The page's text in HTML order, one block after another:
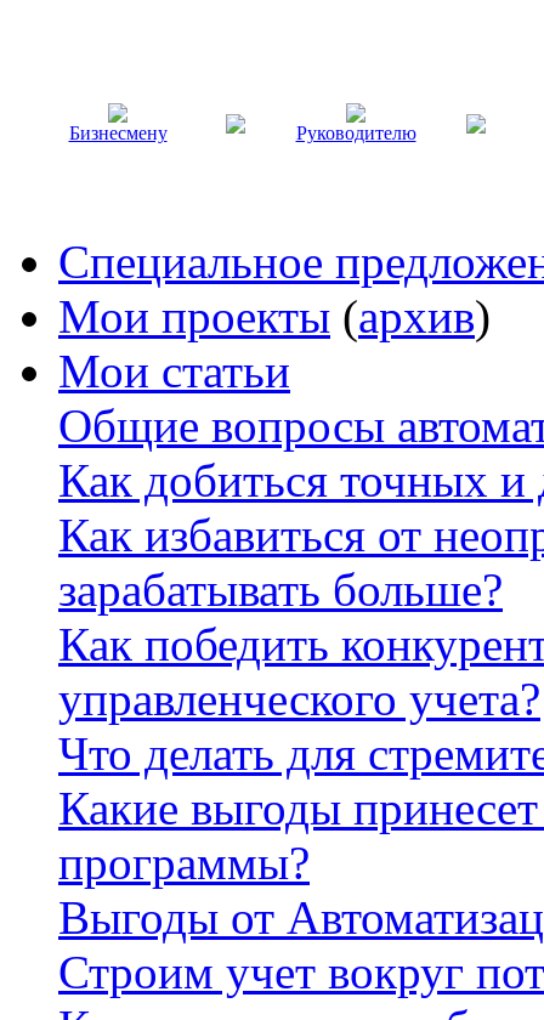
Бизнесмену Руководителю
Специальное
Мои проекты (архив)
Мои статьи
Общие вопросы
Как добиться точных
Как избавиться от
зарабатывать больше?
Как победить
управленческого учета?
Что делать для
Какие выгоды
программы?
Выгоды от
Строим учет вокруг